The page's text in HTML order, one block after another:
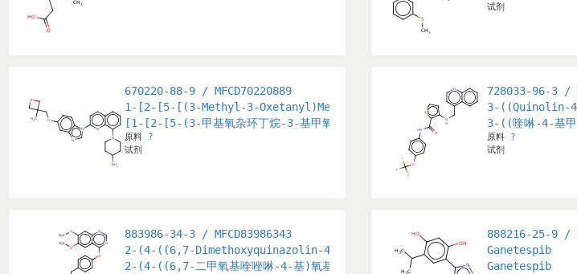
试剂
670220-88-9 / MFCD70220889
1-[2-[5-[(3-Methyl-3-Oxetanyl)Methoxy]-1-Benzimidazolyl]-8-Quinolyl]-
[1-[2-[5-(3-甲基氧杂环丁烷-3-基甲氧基)苯并咪唑-1-基]喹啉-8-基]哌啶-4-基]胺
原料 ?
试剂
728033-96-3 /
3-((Quinolin-
3-((喹啉-4-基甲
原料 ?
试剂
883986-34-3 / MFCD83986343
2-(4-((6,7-Dimethoxyquinazolin-4-yl)oxy)phenyl)-N-(1-isopropyl-1H-
2-(4-((6,7-二甲氧基喹唑啉-4-基)氧基)苯基)-N-(1-异丙基-1H-吡唑-4-基)乙酰胺
888216-25-9 /
Ganetespib
Ganetespib